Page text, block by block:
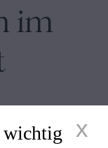
im
wichtig x